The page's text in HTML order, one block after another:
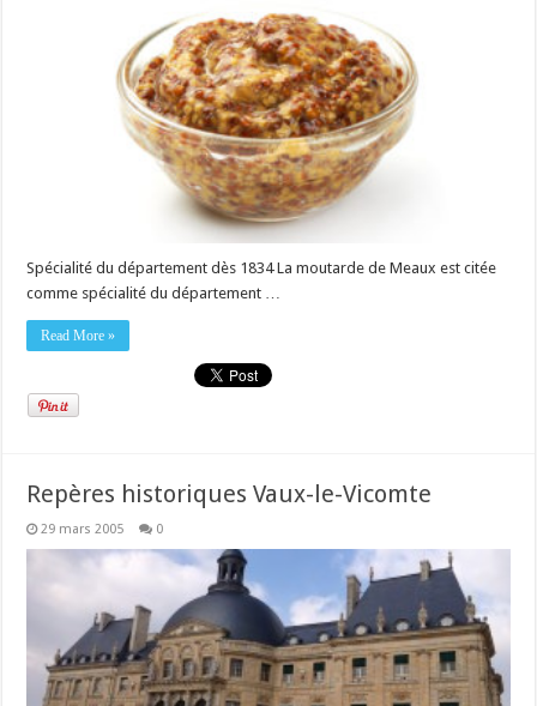
Spécialité du département dès 1834 La moutarde de Meaux est citée
comme spécialité du département …
Read More »
Repères historiques Vaux-le-Vicomte
29 mars 2005 0